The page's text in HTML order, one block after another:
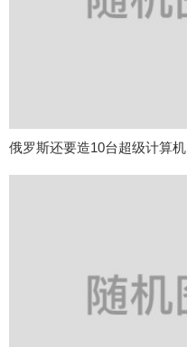
俄罗斯还要造10台超级计算机